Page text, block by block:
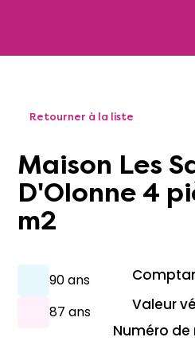
Retourner à la liste
Maison Les Sables
D'Olonne 4
m2
90 ans
87 ans
Valeur
Numéro de